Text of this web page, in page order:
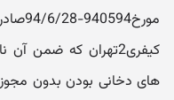
کیفری2تهران که ضمن
های دخانی بودن بدون